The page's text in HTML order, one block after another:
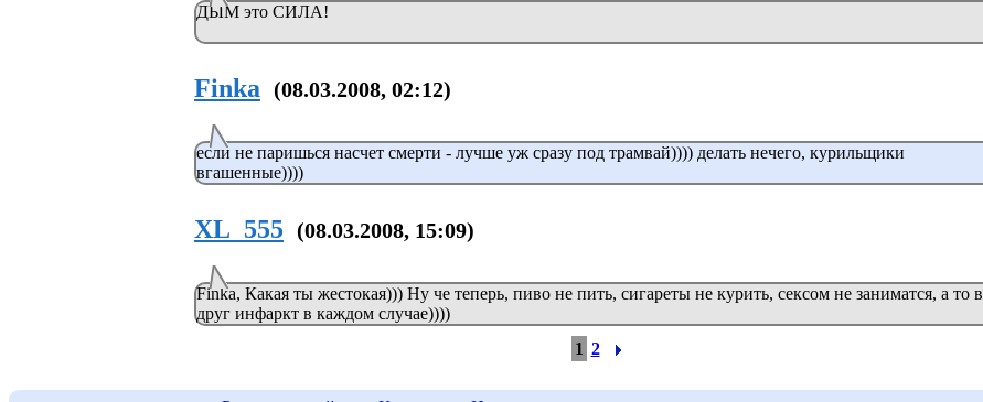
ДЫМ это СИЛА!
Finka (08.03.2008, 02:12)
если не паришься насчет смерти - лучше уж сразу под трамвай)))) делать нечего, курильщики
вгашенные))))
XL_555 (08.03.2008, 15:09)
Finka, Какая ты жестокая))) Ну че теперь, пиво не пить, сигареты не курить, сексом не заниматся, а то в
друг инфаркт в каждом случае))))
1 2